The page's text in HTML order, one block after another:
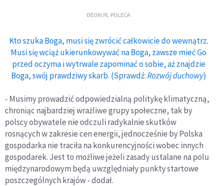
DEON.PL POLECA
Kto szuka Boga, musi się zwrócić całkowicie do wewnątrz.
Musi się wciąż ukierunkowywać na Boga, zawsze mieć Go
przed oczyma i wytrwale zapominać o sobie, aż znajdzie
Boga, swój prawdziwy skarb. (Sprawdź:Rozwój duchowy)
- Musimy prowadzić odpowiedzialną politykę klimatyczną,
chroniąc najbardziej wrażliwe grupy społeczne, tak by
polscy obywatele nie odczuli radykalnie skutków
rosnących w zakresie cen energii, jednocześnie by Polska
gospodarka nie traciła na konkurencyjności wobec innych
gospodarek. Jest to możliwe jeżeli zasady ustalane na polu
międzynarodowym będą uwzględniały punkty startowe
poszczególnych krajów - dodał.